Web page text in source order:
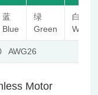
蓝
Blue
绿
Green
白
White
AWG26
Motor